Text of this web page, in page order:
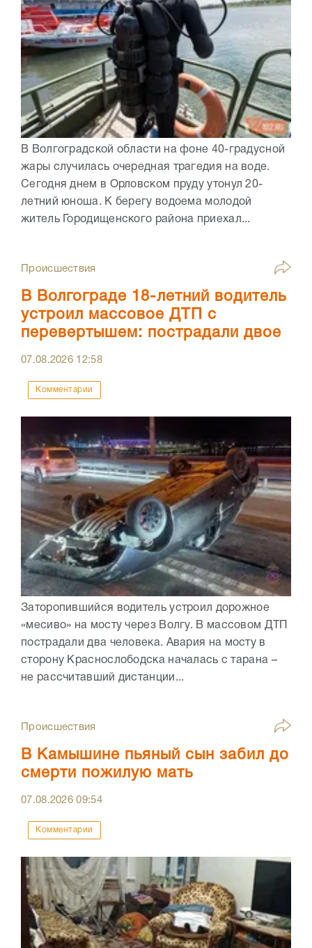
В Волгоградской области на фоне 40-градусной
жары случилась очередная трагедия на воде.
Сегодня днем в Орловском пруду утонул 20-
летний юноша. К берегу водоема молодой
житель Городищенского района приехал...
Происшествия
В Волгограде 18-летний водитель
устроил массовое ДТП с
перевертышем: пострадали двое
07.08.2026 12:58
Комментарии
Заторопившийся водитель устроил дорожное
«месиво» на мосту через Волгу. В массовом ДТП
пострадали два человека. Авария на мосту в
сторону Краснослободска началась с тарана –
не рассчитавший дистанции...
Происшествия
В Камышине пьяный сын забил до
смерти пожилую мать
07.08.202609:54
Комментарии